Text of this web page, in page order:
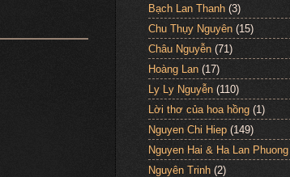
Bạch Lan Thanh (3)
Chu Thụy Nguyên (15)
Châu Nguyễn (71)
Hoàng Lan (17)
Ly Ly Nguyễn (110)
Lời thơ của hoa hồng (1)
Nguyen Chi Hiep (149)
Nguyen Hai & Ha Lan Phuong
Nguyên Trinh (2)